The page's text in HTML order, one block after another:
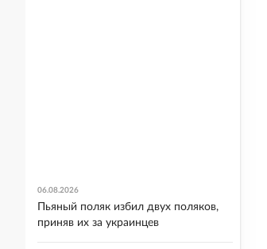
06.08.2026
Пьяный поляк избил двух поляков,
приняв их за украинцев